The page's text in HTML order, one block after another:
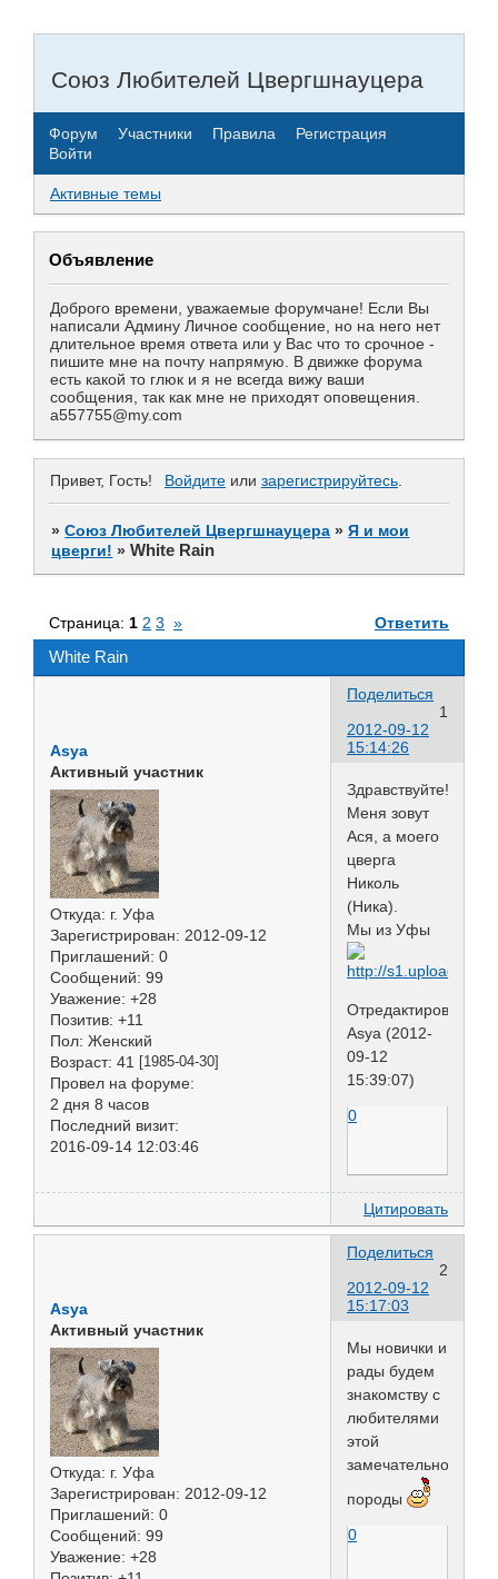
Союз Любителей Цвергшнауцера
Форум Участники Правила
Регистрация
Войти
Активные темы
Объявление
Доброго времени, уважаемые форумчане! Если Вы
написали Админу Личное сообщение, но на него нет
длительное время ответа или у Вас что то срочное -
пишите мне на почту напрямую. В движке форума
есть какой то глюк и я не всегда вижу ваши
сообщения, так как мне не приходят оповещения.
a557755@my.com
Привет, Гость! Войдите или зарегистрируйтесь.
»Союз Любителей Цвергшнауцера »Я и мои
цверги! »White Rain
White Rain
Страница: 1 2 3 » Ответить
Поделиться
1
2012-09-12
15:14:26
Asya
Активный участник
Откуда: г. Уфа
Зарегистрирован: 2012-09-12
Приглашений: 0
Сообщений: 99
Уважение: +28
Позитив: +11
Пол: Женский
Возраст: 41 [1985-04-30]
Провел на форуме:
2 дня 8 часов
Последний визит:
2016-09-14 12:03:46
Здравствуйте!
Меня зовут
Ася, а моего
цверга
Николь
(Ника).
Мы из Уфы
Отредактировано
Asya (2012-
09-12
15:39:07)
0
Цитировать
Поделиться
2
2012-09-12
15:17:03
Asya
Активный участник
Откуда: г. Уфа
Зарегистрирован: 2012-09-12
Приглашений: 0
Сообщений: 99
Уважение: +28
Мы новички и
рады будем
знакомству с
любителями
этой
замечательной
породы
0